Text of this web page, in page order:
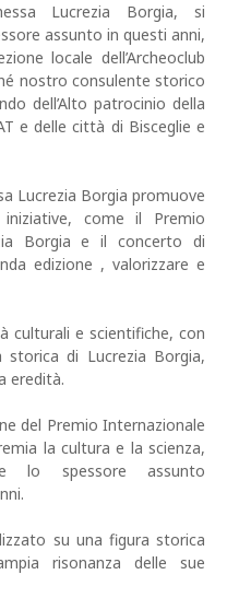
Lucrezia Borgia, si
assunto in questi anni,
locale dell’Archeoclub
nostro consulente storico
dell’Alto patrocinio della
e delle città di Bisceglie e
Lucrezia Borgia promuove
come il Premio
Borgia e il concerto di
edizione , valorizzare e
culturali e scientifiche, con
di Lucrezia Borgia,
eredità.
del Premio Internazionale
la cultura e la scienza,
lo spessore assunto
su una figura storica
risonanza delle sue